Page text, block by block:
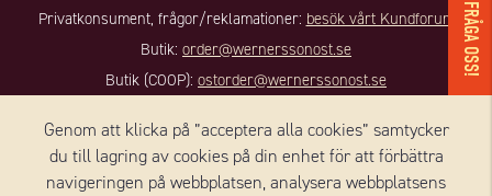
Genom att klicka på ”acceptera alla cookies” samtycker
du till lagring av cookies på din enhet för att förbättra
navigeringen på webbplatsen, analysera webbplatsens
FRÅGA OSS!
Privatkonsument, frågor/reklamationer: besök vårt Kundforum
Butik: order@wernerssonost.se
Butik (COOP): ostorder@wernerssonost.se
KONTAKT DANMARK